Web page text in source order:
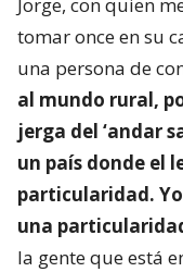
Jorge, con quien
tomar once en su
una persona de
al mundo rural,
jerga del ‘andar
un país donde el
particularidad.
una
la gente que está